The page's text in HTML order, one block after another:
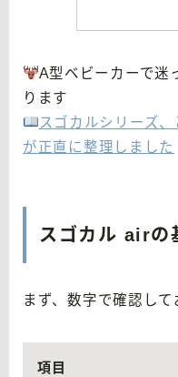
A型ベビーカーで迷
ります
スゴカルシリーズ
が正直に整理しました
スゴカル airの
まず、数字で確認して
項目